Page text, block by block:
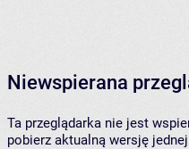
Niewspierana
Ta przeglądarka nie jest
pobierz aktualną wersję